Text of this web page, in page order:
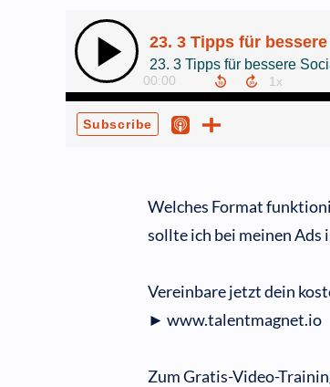
Welches Format
sollte ich bei meinen Ads
Vereinbare jetzt dein
► www.talentmagnet.io
Zum Gratis-Video-